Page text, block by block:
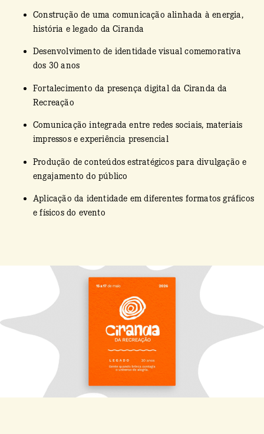
Construção de uma comunicação alinhada à energia,
história e legado da Ciranda
Desenvolvimento de identidade visual comemorativa
dos 30 anos
Fortalecimento da presença digital da Ciranda da
Recreação
Comunicação integrada entre redes sociais, materiais
impressos e experiência presencial
Produção de conteúdos estratégicos para divulgação e
engajamento do público
Aplicação da identidade em diferentes formatos gráficos
e físicos do evento